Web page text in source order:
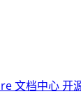
文档中心开